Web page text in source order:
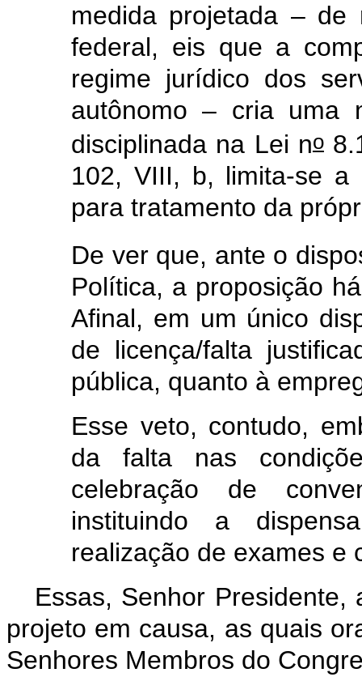
medida projetada – de
federal, eis que a
regime jurídico dos
autônomo – cria uma
disciplinada na Lei no
102, VIII, b, limita-se a
para tratamento da
De ver que, ante o
Política, a proposição
Afinal, em um único
de licença/falta
pública, quanto à
Esse veto, contudo,
da falta nas
celebração de
instituindo a
realização de exames e
Essas, Senhor
projeto em causa, as quais
Senhores Membros do